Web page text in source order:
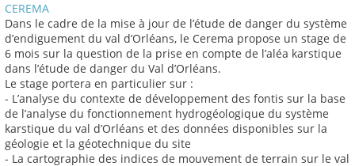
CEREMA
Dans le cadre de la mise à jour de l’étude de danger du système
d’endiguement du val d’Orléans, le Cerema propose un stage de
6 mois sur la question de la prise en compte de l’aléa karstique
dans l’étude de danger du Val d’Orléans.
Le stage portera en particulier sur :
- L’analyse du contexte de développement des fontis sur la base
de l’analyse du fonctionnement hydrogéologique du système
karstique du val d’Orléans et des données disponibles sur la
géologie et la géotechnique du site
- La cartographie des indices de mouvement de terrain sur le val